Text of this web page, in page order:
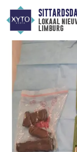
lokaal
limburg